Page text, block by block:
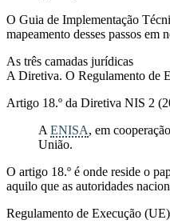
O Guia de Implementação
mapeamento desses passos
As três camadas jurídicas
A Diretiva. O Regulamento de
Artigo 18.º da Diretiva NIS 2
A ENISA, em
União.
O artigo 18.º é onde reside o
aquilo que as autoridades
Regulamento de Execução